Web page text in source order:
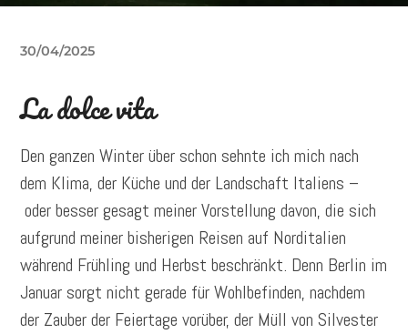
30/04/2025
La dolce vita
Den ganzen Winter über schon sehnte ich mich nach
dem Klima, der Küche und der Landschaft Italiens –
oder besser gesagt meiner Vorstellung davon, die sich
aufgrund meiner bisherigen Reisen auf Norditalien
während Frühling und Herbst beschränkt. Denn Berlin im
Januar sorgt nicht gerade für Wohlbefinden, nachdem
der Zauber der Feiertage vorüber, der Müll von Silvester